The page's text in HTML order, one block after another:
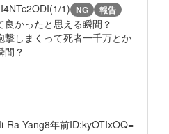
1) NG 報告
かったと思える瞬間？
撃しまくって死者一千万とか
間？
Ra Yang8年前ID:kyOTIxOQ=